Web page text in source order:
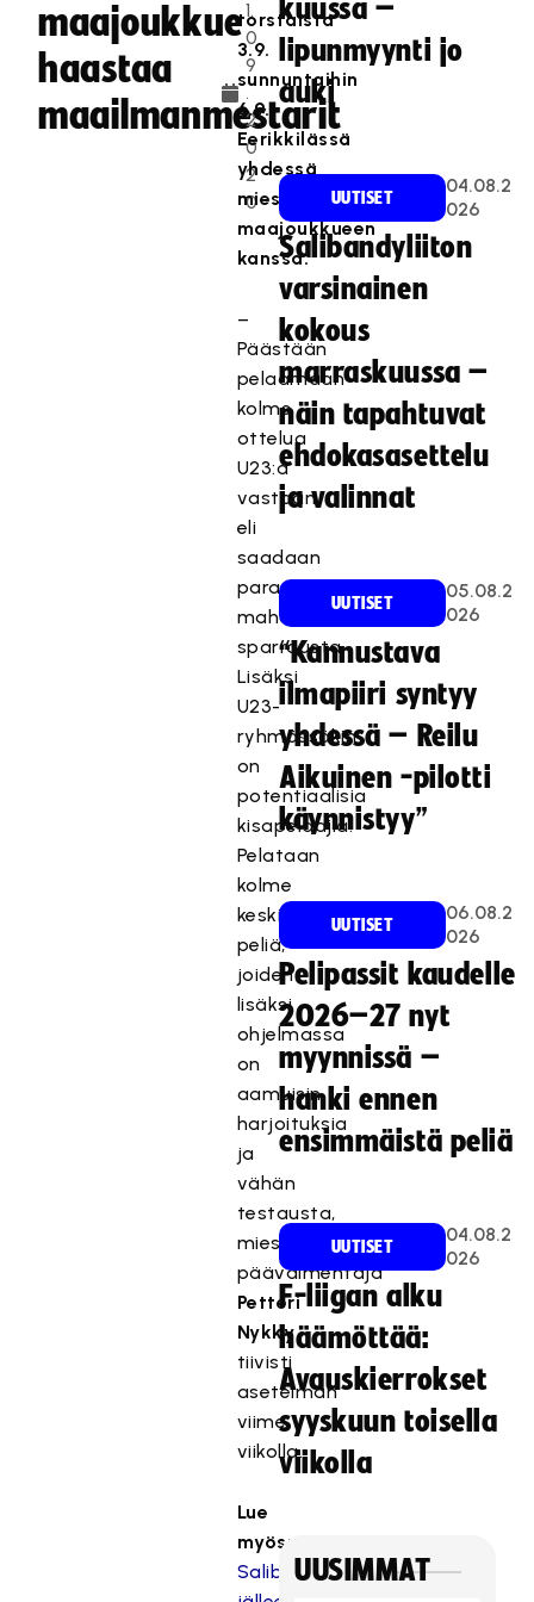
maajoukkue
haastaa
maailmanmestarit
1.
0
9
.
2
0
2
0
torstaista
3.9.
sunnuntaihin
6.9.
Eerikkilässä
yhdessä
miesten
maajoukkueen
kanssa.
–
Päästään
pelaamaan
kolme
ottelua
U23:a
vastaan
eli
saadaan
parasta
mahdollista
sparrausta.
Lisäksi
U23-
ryhmässäkin
on
potentiaalisia
kisapelaajia.
Pelataan
kolme
keskinäistä
peliä,
joiden
lisäksi
ohjelmassa
on
aamuisin
harjoituksia
ja
vähän
testausta,
miesten
päävalmentaja
Petteri
Nykky
tiivisti
asetelman
viime
viikolla.
Lue
myös:
Salibandymiehet
kuussa –
lipunmyynti jo
auki
UUTISET
04.08.2
026
Salibandyliiton
varsinainen
kokous
marraskuussa –
näin tapahtuvat
ehdokasasettelu
ja valinnat
UUTISET
05.08.2
026
“Kannustava
ilmapiiri syntyy
yhdessä – Reilu
Aikuinen -pilotti
käynnistyy”
UUTISET
06.08.2
026
Pelipassit kaudelle
2026–27 nyt
myynnissä –
hanki ennen
ensimmäistä peliä
UUTISET
04.08.2
026
F-liigan alku
häämöttää:
Avauskierrokset
syyskuun toisella
viikolla
UUSIMMAT